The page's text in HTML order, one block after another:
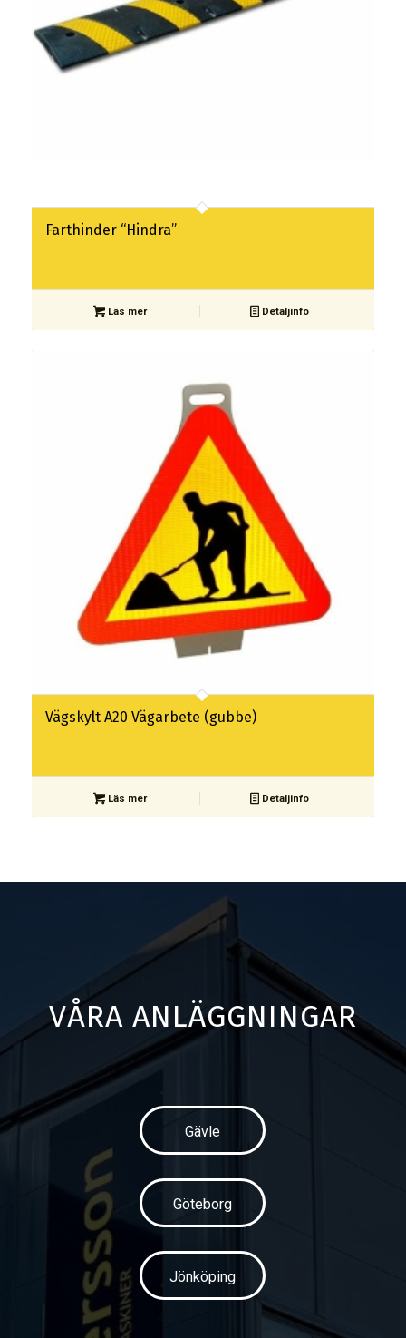
Farthinder “Hindra”
Läs mer Detaljinfo
Vägskylt A20 Vägarbete (gubbe)
Läs mer Detaljinfo
VÅRA ANLÄGGNINGAR
Gävle
Göteborg
Jönköping